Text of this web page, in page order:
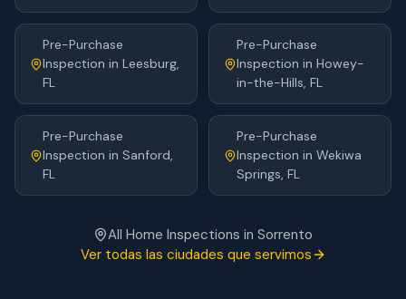
Pre-Purchase
Inspection in Leesburg,
FL
Pre-Purchase
Inspection in Howey-
in-the-Hills, FL
Pre-Purchase
Inspection in Sanford,
FL
Pre-Purchase
Inspection in Wekiwa
Springs, FL
All Home Inspections in Sorrento
Ver todas las ciudades que servimos